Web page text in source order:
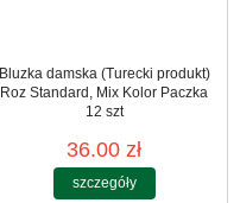
Bluzka damska (Turecki produkt)
Roz Standard, Mix Kolor Paczka
12 szt
36.00 zł
szczegóły